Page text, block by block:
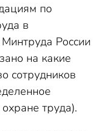
по
в
России
на какие
сотрудников
труда).